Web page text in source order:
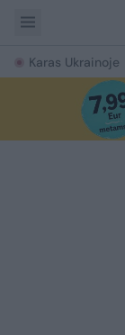
Karas Ukrainoje